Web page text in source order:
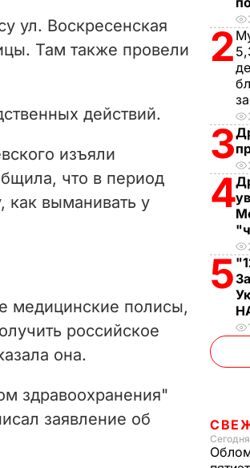
ул. Воскресенская
Там также провели
действий.
изъяли
что в период
выманивать у
медицинские полисы,
российское
она.
здравоохранения"
заявление об
2
3
4
5